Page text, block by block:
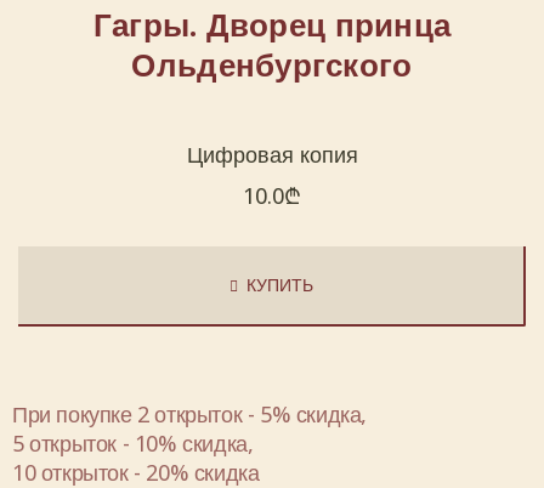
Гагры. Дворец принца
Ольденбургского
Цифровая копия
10.0₾
КУПИТЬ
При покупке 2 открыток - 5% скидка,
5 открыток - 10% скидка,
10 открыток - 20% скидка